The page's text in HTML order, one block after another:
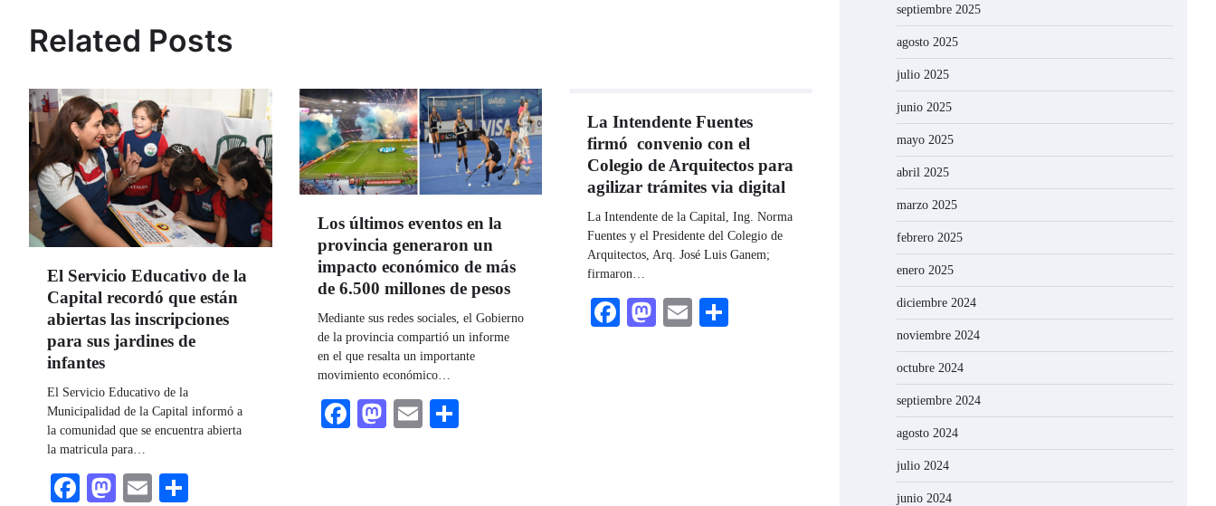
Related Posts
El Servicio Educativo de la
Capital recordó que están
abiertas las inscripciones
para sus jardines de
infantes
El Servicio Educativo de la
Municipalidad de la Capital informó a
la comunidad que se encuentra abierta
la matricula para…
Facebook
Mastodon
Email
Los últimos eventos en la
provincia generaron un
impacto económico de más
de 6.500 millones de pesos
Mediante sus redes sociales, el Gobierno
de la provincia compartió un informe
en el que resalta un importante
movimiento económico…
Facebook
Mastodon
Email
La Intendente Fuentes
firmó convenio con el
Colegio de Arquitectos para
agilizar trámites via digital
La Intendente de la Capital, Ing. Norma
Fuentes y el Presidente del Colegio de
Arquitectos, Arq. José Luis Ganem;
firmaron…
Facebook
Mastodon
Email
septiembre 2025
agosto 2025
julio 2025
junio 2025
mayo 2025
abril 2025
marzo 2025
febrero 2025
enero 2025
diciembre 2024
noviembre 2024
octubre 2024
septiembre 2024
agosto 2024
julio 2024
junio 2024